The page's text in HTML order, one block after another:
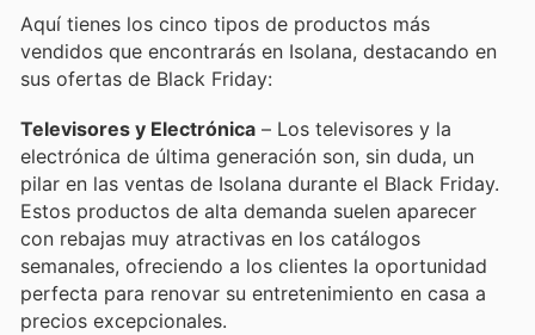
Aquí tienes los cinco tipos de productos más
vendidos que encontrarás en Isolana, destacando en
sus ofertas de Black Friday:
Televisores y Electrónica – Los televisores y la
electrónica de última generación son, sin duda, un
pilar en las ventas de Isolana durante el Black Friday.
Estos productos de alta demanda suelen aparecer
con rebajas muy atractivas en los catálogos
semanales, ofreciendo a los clientes la oportunidad
perfecta para renovar su entretenimiento en casa a
precios excepcionales.